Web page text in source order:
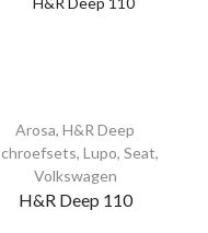
Arosa,H&R Deep
, Lupo, Seat,
Volkswagen
H&R Deep 110